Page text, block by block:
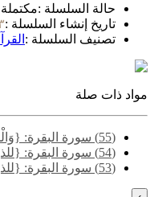
حالة السلسلة :مكتملة
تاريخ إنشاء السلسلة :٣/
تصنيف السلسلة :
مواد ذات صلة
(55) سورة البقرة: {وَالْمُطَلَّقَات يَتَرَبَّصْنَ بِأَنْفُسِهِنَّ ثَلَاثَةَ قُرُوءٍ..} [البقرة: 228] - المسألة الأولى
(54) سورة البقرة: {للذين يؤلون من نسائهم تربص أربعة أشهر فإن فاءوا فإن الله غفور رحيم..} [البقرة: 226] - المسألة التاسعة
(53) سورة البقرة: {للذين يؤلون من نسائهم تربص أربعة أشهر فإن فاءوا فإن الله غفور رحيم..} [البقرة: 226] - المسألة الأولى